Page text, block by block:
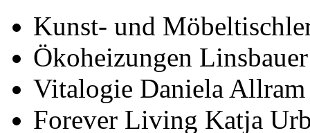
Kunst- und
Ökoheizungen Linsbauer
Vitalogie Daniela Allram
Forever Living Katja